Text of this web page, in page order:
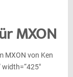
MXON
MXON von Ken
width=“425″